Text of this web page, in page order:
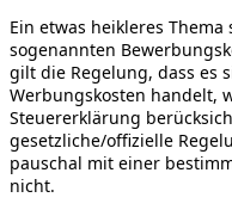
Ein etwas heikleres
sogenannten
gilt die Regelung, dass es
Werbungskosten handelt,
Steuererklärung
gesetzliche/offizielle
pauschal mit einer
nicht.